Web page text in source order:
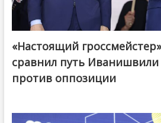
@ქართული ოცნება / Georgian Dream
«Настоящий
сравнил путь Иванишвили
против оппозиции